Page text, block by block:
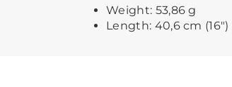
Weight: 53,86 g
Length: 40,6 cm (16")